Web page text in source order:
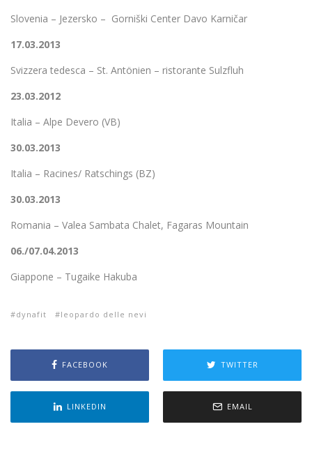
Slovenia – Jezersko – Gorniški Center Davo Karničar
17.03.2013
Svizzera tedesca – St. Antönien – ristorante Sulzfluh
23.03.2012
Italia – Alpe Devero (VB)
30.03.2013
Italia – Racines/ Ratschings (BZ)
30.03.2013
Romania – Valea Sambata Chalet, Fagaras Mountain
06./07.04.2013
Giappone – Tugaike Hakuba
dynafit leopardo delle nevi
FACEBOOK TWITTER
LINKEDIN EMAIL